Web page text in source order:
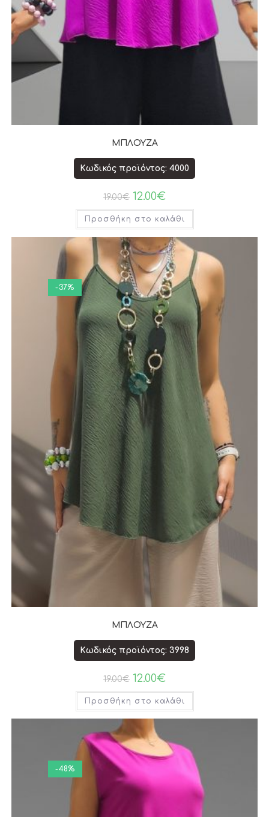
ΜΠΛΟΥΖΑ
Κωδικός προϊόντος: 4000
19.00€ 12.00€
Προσθήκη στο καλάθι
-37%
ΜΠΛΟΥΖΑ
Κωδικός προϊόντος: 3998
19.00€ 12.00€
Προσθήκη στο καλάθι
-48%